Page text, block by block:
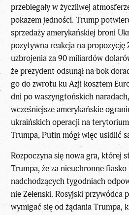
przebiegały w życzliwej
pokazem jedności.Trump
sprzedaży amerykańskiej broni
pozytywna reakcja na propozycję
uzbrojenia za 90 miliardów
że prezydent odsunął na bok
go do zwrotu ku Azji kosztem
dni po waszyngtońskich
wcześniejsze amerykańskie
ukraińskich operacji na
Trumpa, Putin mógł więc usidlić
Rozpoczyna się nowa gra, której
Trumpa, że za nieuchronne
nadchodzących tygodniach
nie Zełenski. Rosyjski przywódca
wymigać się od żądania Trumpa,